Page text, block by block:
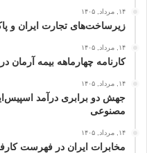
۱۴, مرداد, ۱۴۰۵
زیرساخت‌های تجارت ایران و
۱۴, مرداد, ۱۴۰۵
کارنامه چهارماهه بیمه آرمان
۱۴, مرداد, ۱۴۰۵
جهش دو برابری درآمد
مصنوعی
۱۴, مرداد, ۱۴۰۵
مخابرات ایران در فهرست کارفرمایان